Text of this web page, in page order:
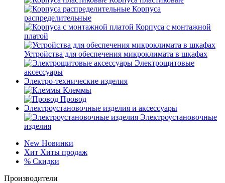
Корпуса
распределительные
Корпуса с монтажной
платой
Устройства для обеспечения микроклимата в шкафах
Электрощитовые
аксессуары
Электро-технические изделия
Клеммы
Провод
Электроустановочные изделия и аксессуары
Электроустановочные
изделия
New Новинки
Хит Хиты продаж
% Скидки
Производители